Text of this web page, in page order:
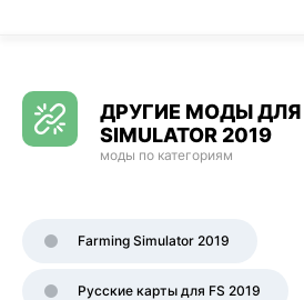
ДРУГИЕ МОДЫ ДЛЯ
SIMULATOR 2019
моды по категориям
Farming Simulator 2019
Русские карты для FS 2019